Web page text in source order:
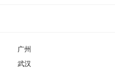
广州
武汉